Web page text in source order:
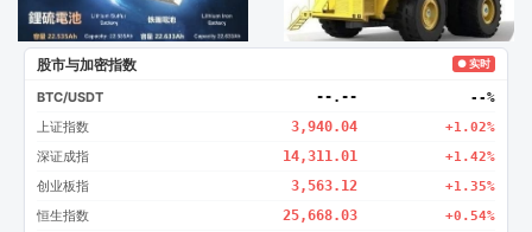
股市与加密指数 ● 实时
BTC/USDT --.-- --%
上证指数 3,940.04 +1.02%
深证成指 14,311.01 +1.42%
创业板指 3,563.12 +1.35%
恒生指数 25,668.03 +0.54%